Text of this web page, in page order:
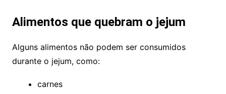
Alimentos que quebram o jejum
Alguns alimentos não podem ser consumidos
durante o jejum, como:
carnes